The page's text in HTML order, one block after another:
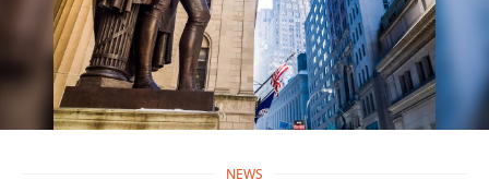
NEWS